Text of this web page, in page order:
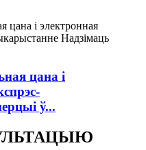
цана і
ў...